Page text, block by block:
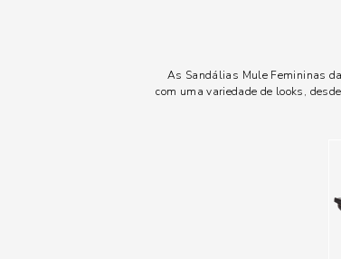
As Sandálias Mule Femininas
com uma variedade de looks,